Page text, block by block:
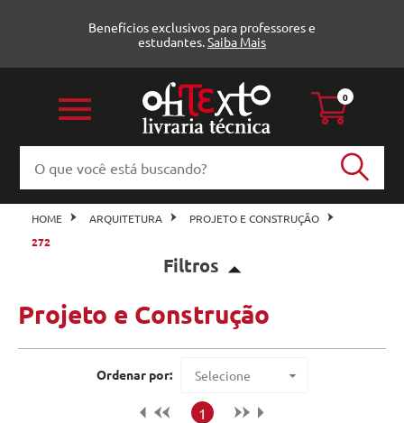
Benefícios exclusivos para professores e
estudantes. Saiba Mais
0
HOME ARQUITETURA
PROJETO E CONSTRUÇÃO
272
Filtros
Projeto e Construção (8)
Livros Ofitexto
Veja todas as opções
Projeto e Construção
Ordenar por: Selecione
Maior preço
1